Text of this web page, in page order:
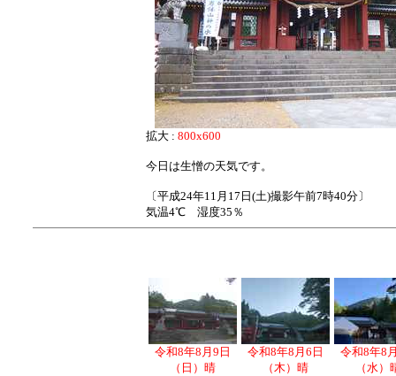
拡大 : 800x600
今日は生憎の天気です。
〔平成24年11月17日(土)撮影午前7時40分〕
気温4℃ 湿度35％
令和8年8月9日
（日）晴
令和8年8月6日
（木）晴
令和8年8
（水）